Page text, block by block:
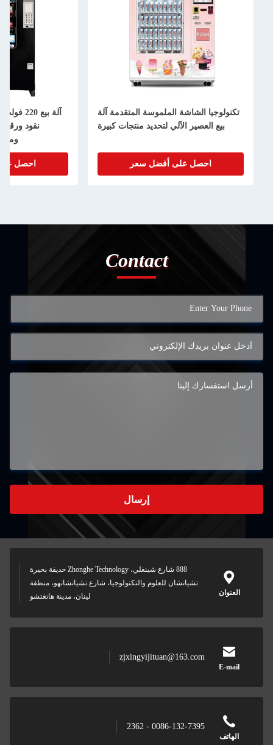
تكنولوجيا الشاشة الملموسة المتقدمة آلة
بيع العصير الآلي لتحديد منتجات كبيرة
احصل على أفضل سعر
نقود
احصل
Contact
إرسال
العنوان
888 شارع شينغلي، Zhonghe Technology حديقة بحيرة
تشيانشان للعلوم والتكنولوجيا، شارع تشيانشانهو، منطقة
لينان، مدينة هانغتشو
E-mail
zjxingyijituan@163.com
الهاتف
0086-132-7395 - 2362